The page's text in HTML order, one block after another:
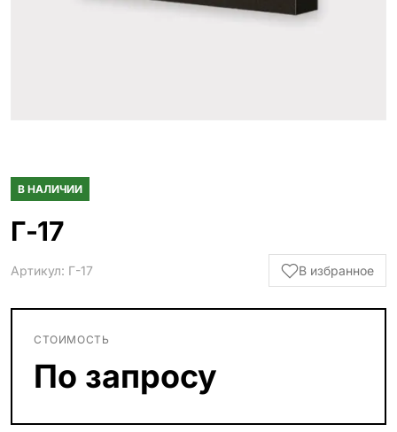
Наши работы
В НАЛИЧИИ
Г-17
Артикул: Г-17 В избранное
СТОИМОСТЬ
По запросу